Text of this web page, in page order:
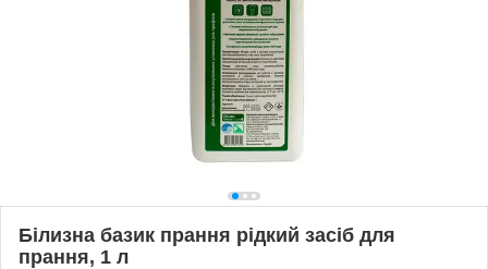
Білизна базик прання рідкий засіб для
прання, 1 л